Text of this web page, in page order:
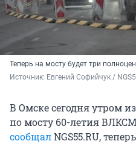
Теперь на мосту будет три
Источник: Евгений Софийчук /
В Омске сегодня утром
по мосту 60-летия
сообщалNGS55.RU,